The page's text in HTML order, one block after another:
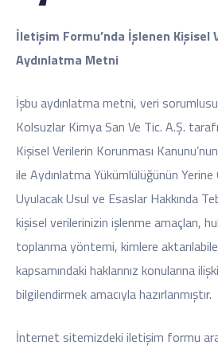
İletişim Formu’nda İşlenen Kişisel
Aydınlatma Metni
İşbu aydınlatma metni, veri
Kolsuzlar Kimya San Ve Tic. A.Ş.
Kişisel Verilerin Korunması
ile Aydınlatma Yükümlülüğünün
Uyulacak Usul ve Esaslar Hakkında
kişisel verilerinizin işlenme amaçları,
toplanma yöntemi, kimlere
kapsamındaki haklarınız konularına
bilgilendirmek amacıyla hazırlanmıştır.
İnternet sitemizdeki iletişim formu